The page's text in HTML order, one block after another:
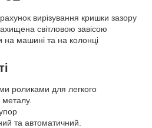
вирізування кришки зазору
світловою завісою
на машині та на колонці
роликами для легкого
металу.
та автоматичний.